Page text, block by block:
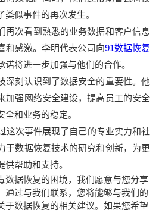
似事件的再次发生。
再次看到熟悉的业务数据和客户信息
和感激。李明代表公司向91数据恢复
将进一步加强与他们的合作。
深刻认识到了数据安全的重要性。他
加强网络安全建设，提高员工的安全
和业务的稳定。
这次事件展现了自己的专业实力和社
于数据恢复技术的研究和创新，为更
帮助和支持。
数据恢复的困境，我们愿意与您分享
通过与我们联系，您将能够与我们的
于数据恢复的相关建议。如果您希望